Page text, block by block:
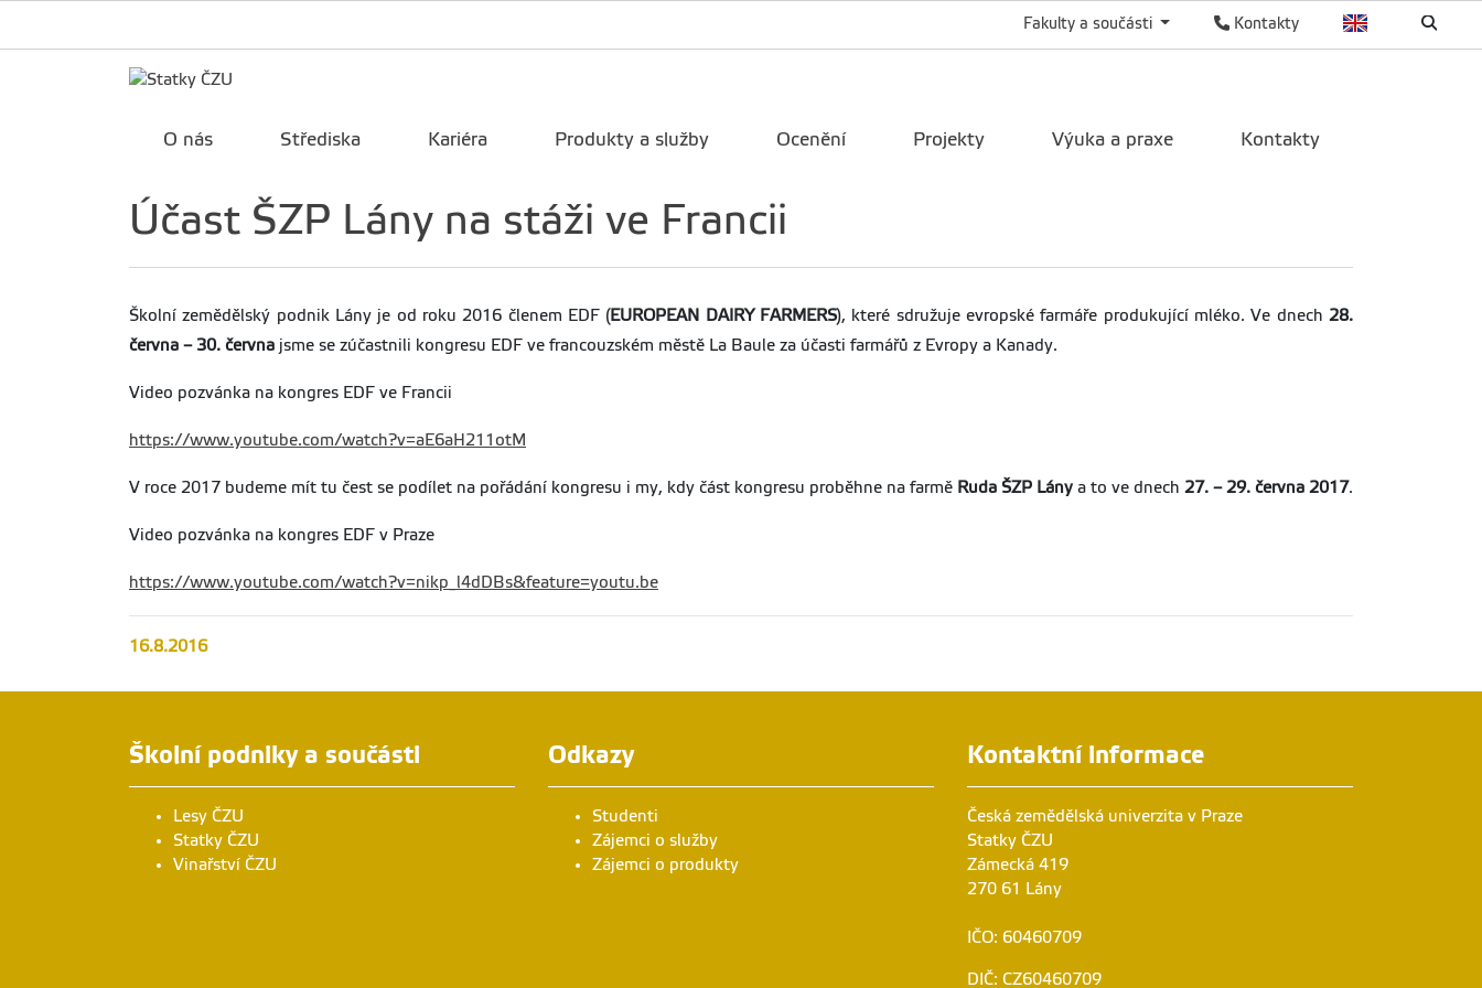
Kontakty
Fakulty a součásti
O nás Střediska Kariéra Produkty a služby Ocenění Projekty Výuka a praxe Kontakty
Účast ŠZP Lány na stáži ve Francii
Školní zemědělský podnik Lány je od roku 2016 členem EDF (EUROPEAN DAIRY FARMERS), které sdružuje evropské farmáře produkující mléko. Ve dnech 28.
června – 30. června jsme se zúčastnili kongresu EDF ve francouzském městě La Baule za účasti farmářů z Evropy a Kanady.
Video pozvánka na kongres EDF ve Francii
https://www.youtube.com/watch?v=aE6aH211otM
V roce 2017 budeme mít tu čest se podílet na pořádání kongresu i my, kdy část kongresu proběhne na farmě Ruda ŠZP Lány a to ve dnech 27. – 29. června 2017.
Video pozvánka na kongres EDF v Praze
https://www.youtube.com/watch?v=nikp_l4dDBs&feature=youtu.be
16.8.2016
Školní podniky a součásti
Lesy ČZU
Statky ČZU
Vinařství ČZU
Odkazy
Studenti
Zájemci o služby
Zájemci o produkty
Kontaktní informace
Česká zemědělská univerzita v Praze
Statky ČZU
Zámecká 419
270 61 Lány
IČO: 60460709
DIČ: CZ60460709